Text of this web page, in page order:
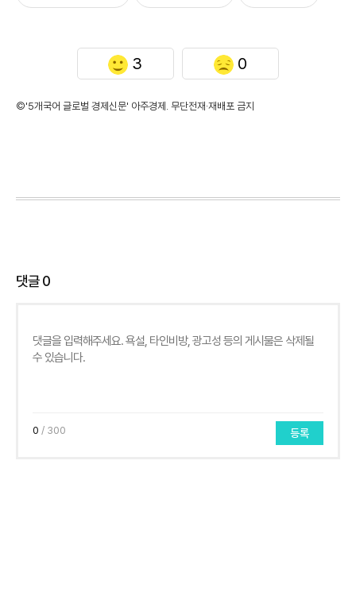
3 0
©'5개국어 글로벌 경제신문' 아주경제. 무단전재·재배포 금지
댓글0
0 / 300 등록